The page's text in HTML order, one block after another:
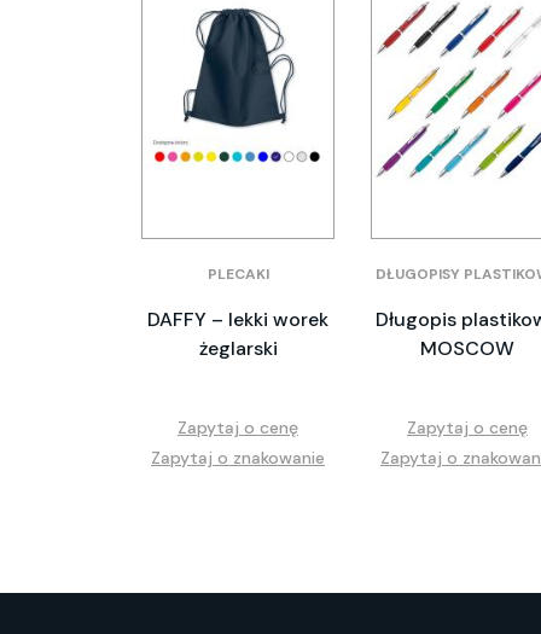
PLECAKI
DAFFY – lekki worek
żeglarski
Zapytaj o cenę
Zapytaj o znakowanie
DŁUGOPISY
Długopis
MOSCOW
Zapytaj o cenę
Zapytaj o